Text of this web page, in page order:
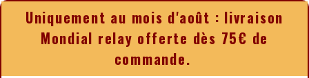
Uniquement au mois d'août : livraison
Mondial relay offerte dès 75€ de
commande.
Panneau de gestion des cookies